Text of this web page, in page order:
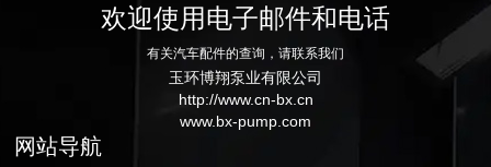
欢迎使用电子邮件和电话
有关汽车配件的查询，请联系我们
玉环博翔泵业有限公司
http://www.cn-bx.cn
www.bx-pump.com
网站导航